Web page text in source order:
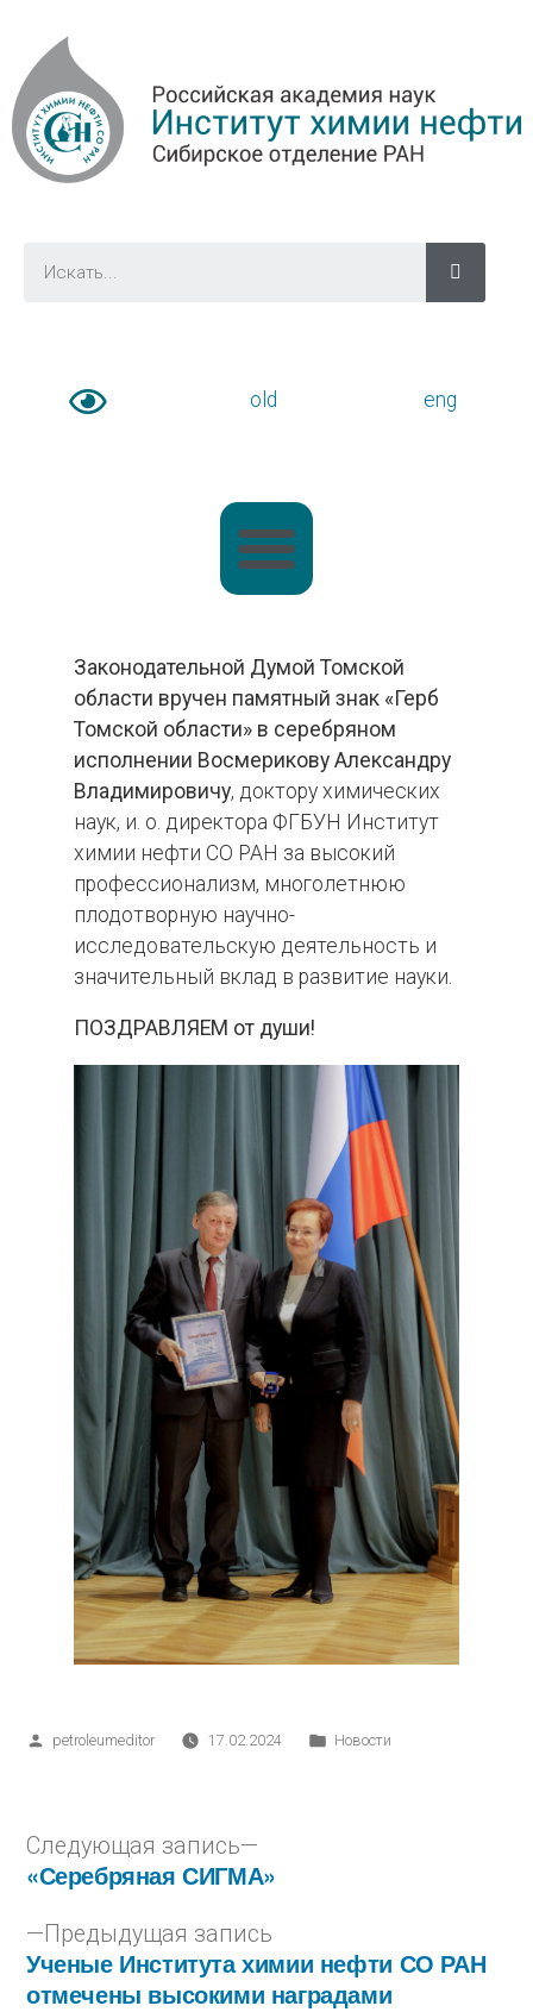
old eng
Законодательной Думой Томской
области вручен памятный знак «Герб
Томской области» в серебряном
исполнении Восмерикову Александру
Владимировичу, доктору химических
наук, и. о. директора ФГБУН Институт
химии нефти СО РАН за высокий
профессионализм, многолетнюю
плодотворную научно-
исследовательскую деятельность и
значительный вклад в развитие науки.
ПОЗДРАВЛЯЕМ от души!
petroleumeditor 17.02.2024 Новости
Предыдущая запись
Ученые Института химии нефти СО РАН
отмечены высокими наградами
Следующая запись
«Серебряная СИГМА»